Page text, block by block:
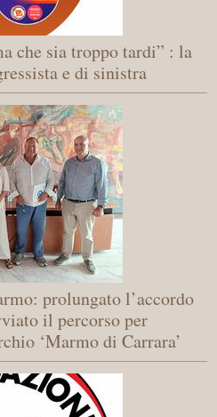
che sia troppo tardi” : la
e di sinistra
prolungato l’accordo
il percorso per
‘Marmo di Carrara’